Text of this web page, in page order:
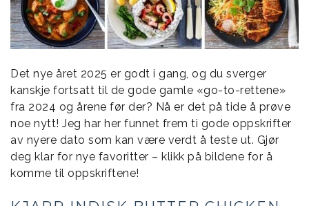
Det nye året 2025 er godt i gang, og du sverger
kanskje fortsatt til de gode gamle «go-to-rettene»
fra 2024 og årene før der? Nå er det på tide å prøve
noe nytt! Jeg har her funnet frem ti gode oppskrifter
av nyere dato som kan være verdt å teste ut. Gjør
deg klar for nye favoritter – klikk på bildene for å
komme til oppskriftene!